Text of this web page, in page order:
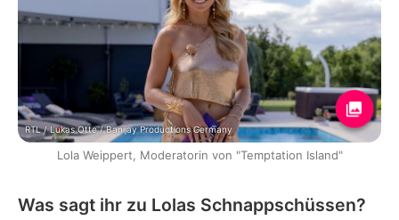
RTL / Lukas Otte / Banijay Productions Germany
Lola Weippert, Moderatorin von "Temptation Island"
Was sagt ihr zu Lolas Schnappschüssen?